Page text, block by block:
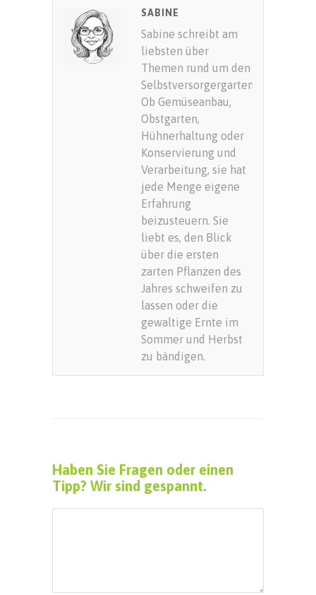
SUBMIT RATING
SABINE
Sabine schreibt am
liebsten über
Themen rund um den
Selbstversorgergarten.
Ob Gemüseanbau,
Obstgarten,
Hühnerhaltung oder
Konservierung und
Verarbeitung, sie hat
jede Menge eigene
Erfahrung
beizusteuern. Sie
liebt es, den Blick
über die ersten
zarten Pflanzen des
Jahres schweifen zu
lassen oder die
gewaltige Ernte im
Sommer und Herbst
zu bändigen.
Haben Sie Fragen oder einen
Tipp? Wir sind gespannt.